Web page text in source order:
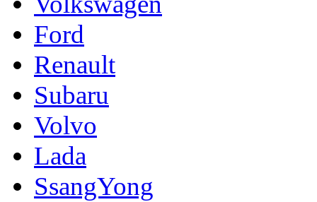
Ford
Renault
Subaru
Volvo
Lada
SsangYong